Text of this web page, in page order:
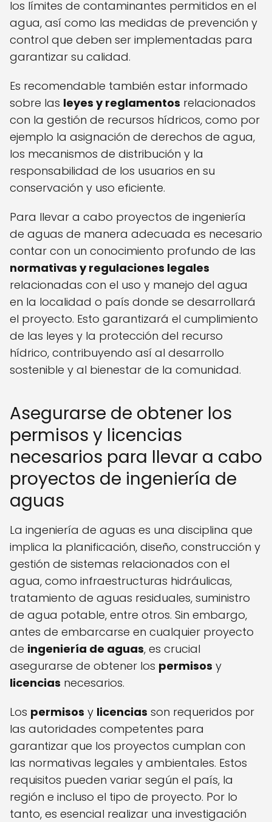
los límites de contaminantes permitidos en el
agua, así como las medidas de prevención y
control que deben ser implementadas para
garantizar su calidad.
Es recomendable también estar informado
sobre las leyes y reglamentos relacionados
con la gestión de recursos hídricos, como por
ejemplo la asignación de derechos de agua,
los mecanismos de distribución y la
responsabilidad de los usuarios en su
conservación y uso eficiente.
Para llevar a cabo proyectos de ingeniería
de aguas de manera adecuada es necesario
contar con un conocimiento profundo de las
normativas y regulaciones legales
relacionadas con el uso y manejo del agua
en la localidad o país donde se desarrollará
el proyecto. Esto garantizará el cumplimiento
de las leyes y la protección del recurso
hídrico, contribuyendo así al desarrollo
sostenible y al bienestar de la comunidad.
Asegurarse de obtener los
permisos y licencias
necesarios para llevar a cabo
proyectos de ingeniería de
aguas
La ingeniería de aguas es una disciplina que
implica la planificación, diseño, construcción y
gestión de sistemas relacionados con el
agua, como infraestructuras hidráulicas,
tratamiento de aguas residuales, suministro
de agua potable, entre otros. Sin embargo,
antes de embarcarse en cualquier proyecto
de ingeniería de aguas, es crucial
asegurarse de obtener los permisos y
licencias necesarios.
Los permisos y licencias son requeridos por
las autoridades competentes para
garantizar que los proyectos cumplan con
las normativas legales y ambientales. Estos
requisitos pueden variar según el país, la
región e incluso el tipo de proyecto. Por lo
tanto, es esencial realizar una investigación